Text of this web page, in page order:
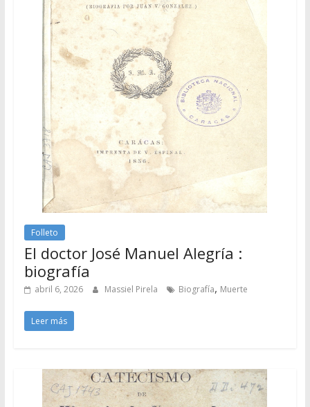
Folleto
El doctor José Manuel Alegría :
biografía
abril 6, 2026 Massiel Pirela Biografía, Muerte
Leer más